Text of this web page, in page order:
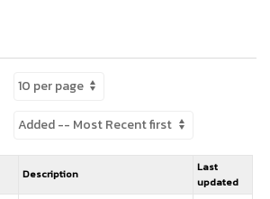
Description
Last
updated